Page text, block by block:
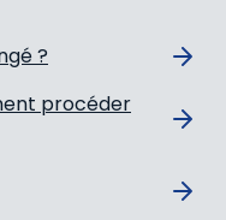
?
procéder